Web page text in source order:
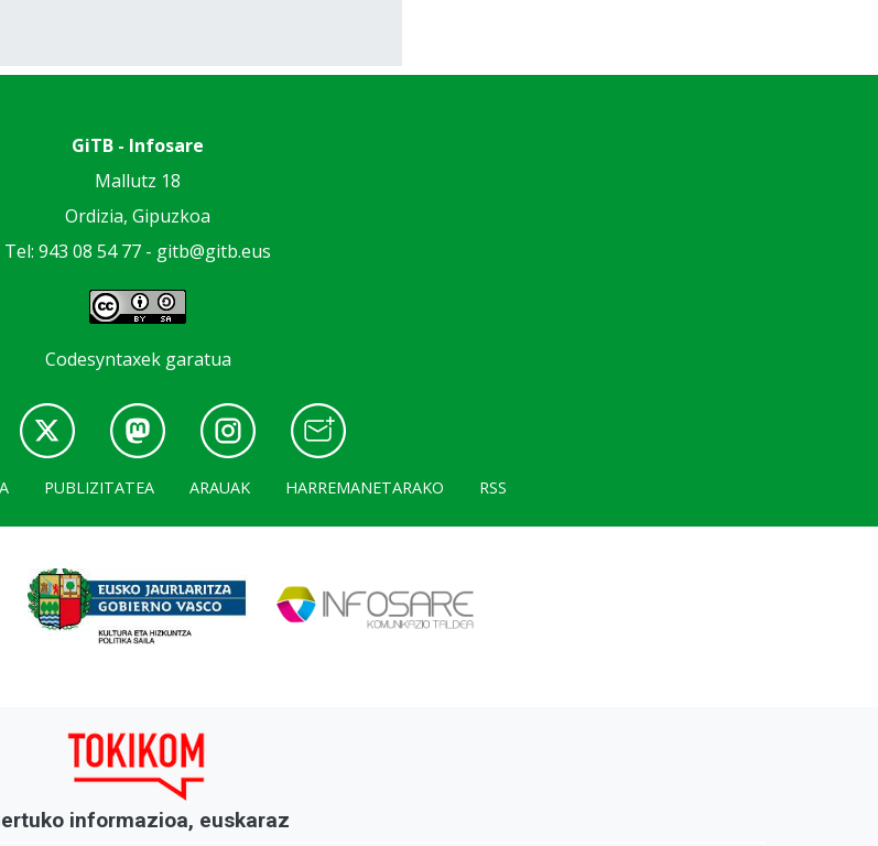
GiTB - Infosare
Mallutz 18
Ordizia, Gipuzkoa
Tel: 943 08 54 77 - gitb@gitb.eus
Codesyntaxek garatua
PUBLIZITATEA ARAUAK HARREMANETARAKO RSS
informazioa, euskaraz